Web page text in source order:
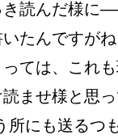
読んだ様に
たんですが
は、これも
ませ様と思
にも送るつ